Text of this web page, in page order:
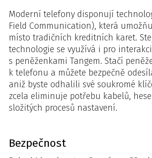
Moderní telefony disponují
Field Communication), která
místo tradičních kreditních karet.
technologie se využívá i pro interakci
s peněženkami Tangem. Stačí
k telefonu a můžete bezpečně
aniž byste odhalili své soukromé
zcela eliminuje potřebu kabelů,
složitých procesů nastavení.
Bezpečnost